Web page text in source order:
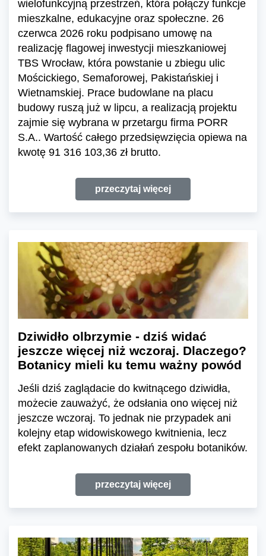
wielofunkcyjną przestrzeń, która połączy funkcje
mieszkalne, edukacyjne oraz społeczne. 26
czerwca 2026 roku podpisano umowę na
realizację flagowej inwestycji mieszkaniowej
TBS Wrocław, która powstanie u zbiegu ulic
Mościckiego, Semaforowej, Pakistańskiej i
Wietnamskiej. Prace budowlane na placu
budowy ruszą już w lipcu, a realizacją projektu
zajmie się wybrana w przetargu firma PORR
S.A.. Wartość całego przedsięwzięcia opiewa na
kwotę 91 316 103,36 zł brutto.
przeczytaj więcej
Dziwidło olbrzymie - dziś widać
jeszcze więcej niż wczoraj. Dlaczego?
Botanicy mieli ku temu ważny powód
Jeśli dziś zaglądacie do kwitnącego dziwidła,
możecie zauważyć, że odsłania ono więcej niż
jeszcze wczoraj. To jednak nie przypadek ani
kolejny etap widowiskowego kwitnienia, lecz
efekt zaplanowanych działań zespołu botaników.
przeczytaj więcej